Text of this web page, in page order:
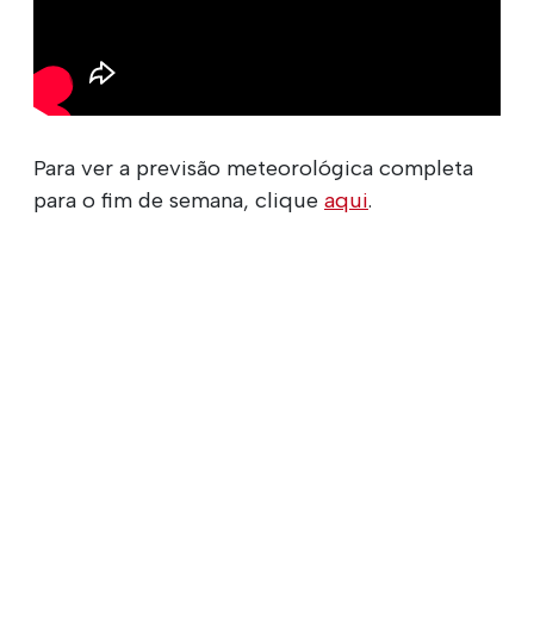
Para ver a previsão meteorológica completa
para o fim de semana, clique aqui.